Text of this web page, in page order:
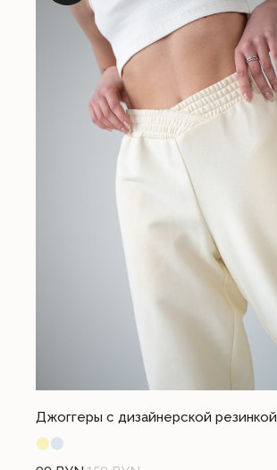
Джоггеры с дизайнерской резинкой
⬤⬤